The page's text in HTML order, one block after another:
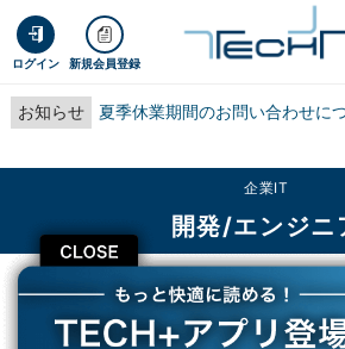
ログイン 新規会員登録
お知らせ 夏季休業期間のお問い合わせに
CLOSE
企業IT
開発/エンジニ
TECH+ 企業IT
開発/エンジニア
OpenAIが「GPT-4.5」発表、スケールアップで進